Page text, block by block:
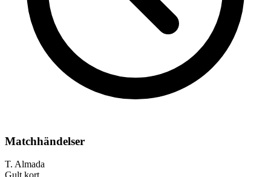
Matchhändelser
T. Almada